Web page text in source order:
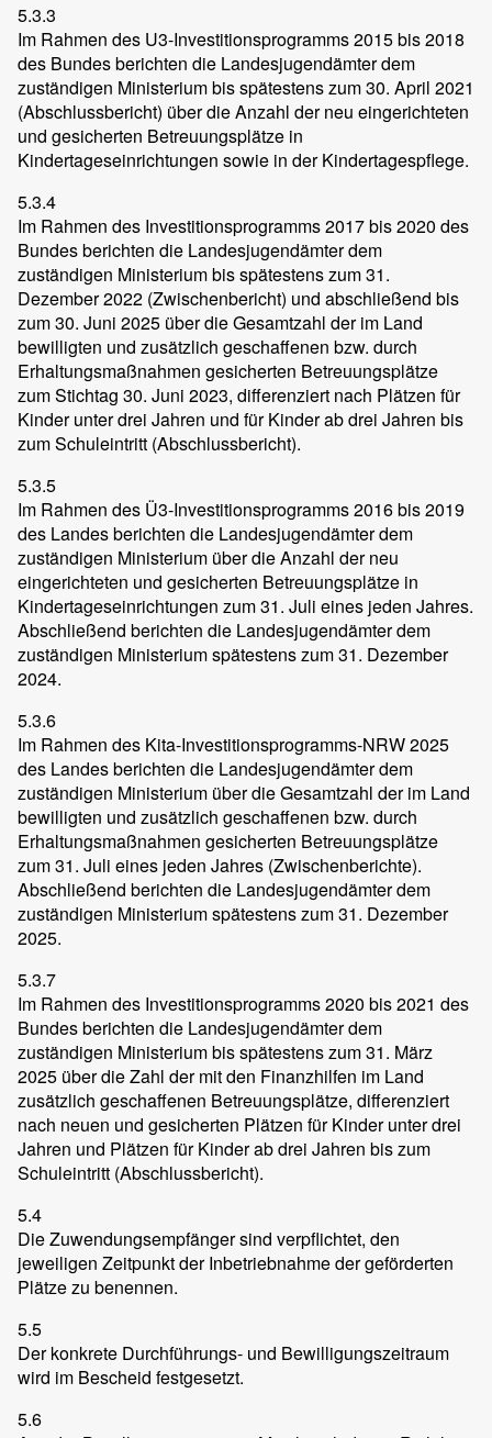
5.3.3
Im Rahmen des U3-Investitionsprogramms 2015 bis 2018
des Bundes berichten die Landesjugendämter dem
zuständigen Ministerium bis spätestens zum 30. April 2021
(Abschlussbericht) über die Anzahl der neu eingerichteten
und gesicherten Betreuungsplätze in
Kindertageseinrichtungen sowie in der Kindertagespflege.
5.3.4
Im Rahmen des Investitionsprogramms 2017 bis 2020 des
Bundes berichten die Landesjugendämter dem
zuständigen Ministerium bis spätestens zum 31.
Dezember 2022 (Zwischenbericht) und abschließend bis
zum 30. Juni 2025 über die Gesamtzahl der im Land
bewilligten und zusätzlich geschaffenen bzw. durch
Erhaltungsmaßnahmen gesicherten Betreuungsplätze
zum Stichtag 30. Juni 2023, differenziert nach Plätzen für
Kinder unter drei Jahren und für Kinder ab drei Jahren bis
zum Schuleintritt (Abschlussbericht).
5.3.5
Im Rahmen des Ü3-Investitionsprogramms 2016 bis 2019
des Landes berichten die Landesjugendämter dem
zuständigen Ministerium über die Anzahl der neu
eingerichteten und gesicherten Betreuungsplätze in
Kindertageseinrichtungen zum 31. Juli eines jeden Jahres.
Abschließend berichten die Landesjugendämter dem
zuständigen Ministerium spätestens zum 31. Dezember
2024.
5.3.6
Im Rahmen des Kita-Investitionsprogramms-NRW 2025
des Landes berichten die Landesjugendämter dem
zuständigen Ministerium über die Gesamtzahl der im Land
bewilligten und zusätzlich geschaffenen bzw. durch
Erhaltungsmaßnahmen gesicherten Betreuungsplätze
zum 31. Juli eines jeden Jahres (Zwischenberichte).
Abschließend berichten die Landesjugendämter dem
zuständigen Ministerium spätestens zum 31. Dezember
2025.
5.3.7
Im Rahmen des Investitionsprogramms 2020 bis 2021 des
Bundes berichten die Landesjugendämter dem
zuständigen Ministerium bis spätestens zum 31. März
2025 über die Zahl der mit den Finanzhilfen im Land
zusätzlich geschaffenen Betreuungsplätze, differenziert
nach neuen und gesicherten Plätzen für Kinder unter drei
Jahren und Plätzen für Kinder ab drei Jahren bis zum
Schuleintritt (Abschlussbericht).
5.4
Die Zuwendungsempfänger sind verpflichtet, den
jeweiligen Zeitpunkt der Inbetriebnahme der geförderten
Plätze zu benennen.
5.5
Der konkrete Durchführungs- und Bewilligungszeitraum
wird im Bescheid festgesetzt.
5.6